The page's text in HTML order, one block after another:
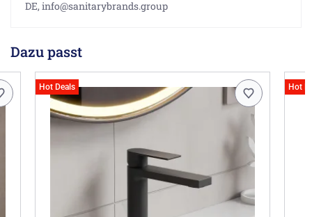
DE, info@sanitarybrands.group
Dazu passt
Hot Deals Hot